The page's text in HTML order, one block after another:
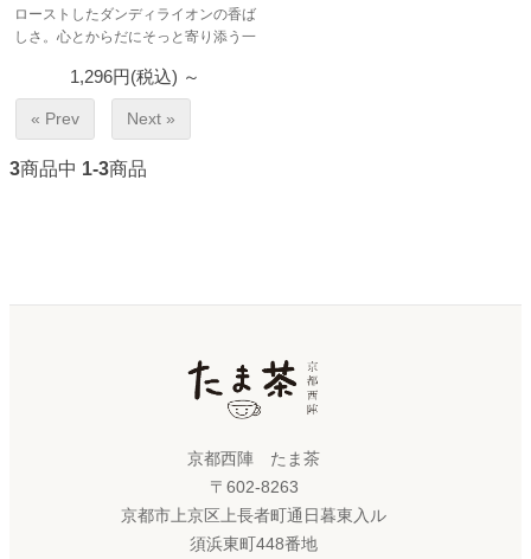
ローストしたダンディライオンの香ば
しさ。心とからだにそっと寄り添う一
1,296円(税込) ～
« Prev Next »
3商品中 1-3商品
京都西陣 たま茶
〒602-8263
京都市上京区上長者町通日暮東入ル
須浜東町448番地